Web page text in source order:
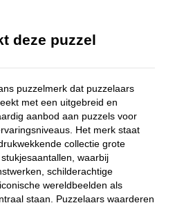
deze puzzel
puzzelmerk dat puzzelaars
met een uitgebreid en
aanbod aan puzzels voor
Het merk staat
collectie grote
waarbij
schilderachtige
wereldbeelden als
staan. Puzzelaars waarderen